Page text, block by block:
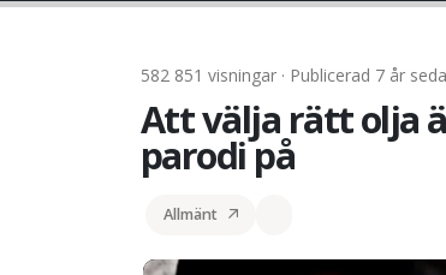
582 851 visningar · Publicerad 7 år
Att välja rätt olja
parodi på
Allmänt